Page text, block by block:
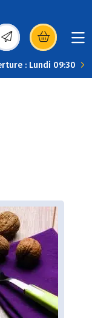
dans une
: Lundi 09:30